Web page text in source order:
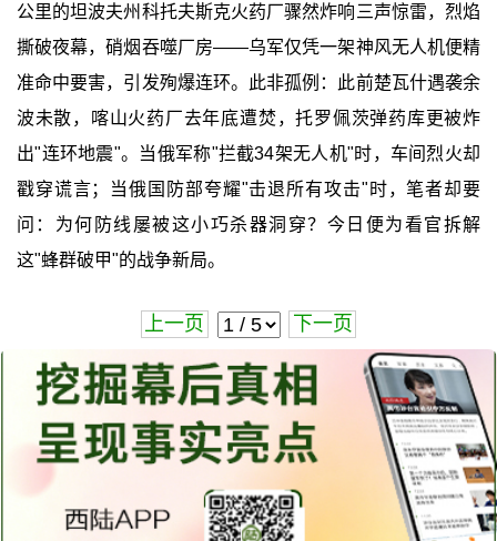
公里的坦波夫州科托夫斯克火药厂骤然炸响三声惊雷，烈焰
撕破夜幕，硝烟吞噬厂房——乌军仅凭一架神风无人机便精
准命中要害，引发殉爆连环。此非孤例：此前楚瓦什遇袭余
波未散，喀山火药厂去年底遭焚，托罗佩茨弹药库更被炸
出"连环地震"。当俄军称"拦截34架无人机"时，车间烈火却
戳穿谎言；当俄国防部夸耀"击退所有攻击"时，笔者却要
问：为何防线屡被这小巧杀器洞穿？今日便为看官拆解
这"蜂群破甲"的战争新局。
上一页 下一页